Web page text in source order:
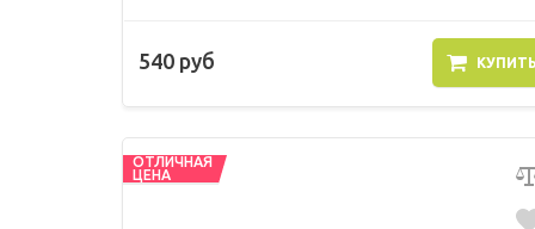
540 руб КУПИТЬ
ОТЛИЧНАЯ
ЦЕНА